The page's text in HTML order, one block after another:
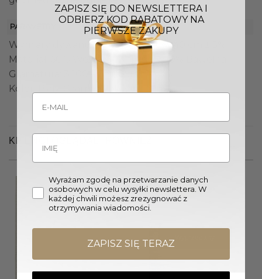
PARAMETRY
Wymiary dywanu (Sz. x W.): 200 x 240 cm ± 5%
Materiał: 60% Wełna, 30% Tencel, 10% Bawełna
Gramatura: 3 100 – 3 300 g/m² ± 5%
Kolor: Biały, Czarny, Złoty
KLIENCI OGLĄDALI RÓWNIEŻ
Promocja!
ZAPISZ SIĘ DO NEWSLETTERA I
ODBIERZ KOD RABATOWY NA
PIERWSZE ZAKUPY
Wyrażam zgodę na przetwarzanie danych
osobowych w celu wysyłki newslettera. W
każdej chwili możesz zrezygnować z
otrzymywania wiadomości.
ZAPISZ SIĘ TERAZ